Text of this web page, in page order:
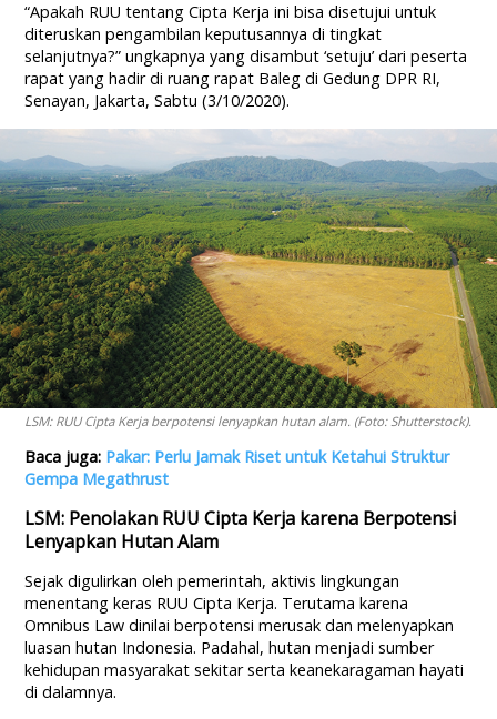
“Apakah RUU tentang Cipta Kerja ini bisa disetujui untuk
diteruskan pengambilan keputusannya di tingkat
selanjutnya?” ungkapnya yang disambut ‘setuju’ dari peserta
rapat yang hadir di ruang rapat Baleg di Gedung DPR RI,
Senayan, Jakarta, Sabtu (3/10/2020).
LSM: RUU Cipta Kerja berpotensi lenyapkan hutan alam. (Foto: Shutterstock).
Baca juga: Pakar: Perlu Jamak Riset untuk Ketahui Struktur
Gempa Megathrust
LSM: Penolakan RUU Cipta Kerja karena Berpotensi
Lenyapkan Hutan Alam
Sejak digulirkan oleh pemerintah, aktivis lingkungan
menentang keras RUU Cipta Kerja. Terutama karena
Omnibus Law dinilai berpotensi merusak dan melenyapkan
luasan hutan Indonesia. Padahal, hutan menjadi sumber
kehidupan masyarakat sekitar serta keanekaragaman hayati
di dalamnya.